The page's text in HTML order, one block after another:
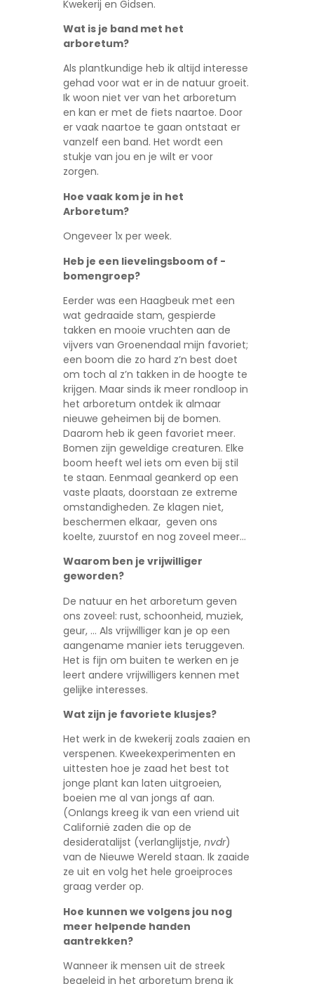
Kwekerij en Gidsen.
Wat is je band met het
arboretum?
Als plantkundige heb ik altijd interesse
gehad voor wat er in de natuur groeit.
Ik woon niet ver van het arboretum
en kan er met de fiets naartoe. Door
er vaak naartoe te gaan ontstaat er
vanzelf een band. Het wordt een
stukje van jou en je wilt er voor
zorgen.
Hoe vaak kom je in het
Arboretum?
Ongeveer 1x per week.
Heb je een lievelingsboom of -
bomengroep?
Eerder was een Haagbeuk met een
wat gedraaide stam, gespierde
takken en mooie vruchten aan de
vijvers van Groenendaal mijn favoriet;
een boom die zo hard z’n best doet
om toch al z’n takken in de hoogte te
krijgen. Maar sinds ik meer rondloop in
het arboretum ontdek ik almaar
nieuwe geheimen bij de bomen.
Daarom heb ik geen favoriet meer.
Bomen zijn geweldige creaturen. Elke
boom heeft wel iets om even bij stil
te staan. Eenmaal geankerd op een
vaste plaats, doorstaan ze extreme
omstandigheden. Ze klagen niet,
beschermen elkaar, geven ons
koelte, zuurstof en nog zoveel meer…
Waarom ben je vrijwilliger
geworden?
De natuur en het arboretum geven
ons zoveel: rust, schoonheid, muziek,
geur, … Als vrijwilliger kan je op een
aangename manier iets teruggeven.
Het is fijn om buiten te werken en je
leert andere vrijwilligers kennen met
gelijke interesses.
Wat zijn je favoriete klusjes?
Het werk in de kwekerij zoals zaaien en
verspenen. Kweekexperimenten en
uittesten hoe je zaad het best tot
jonge plant kan laten uitgroeien,
boeien me al van jongs af aan.
(Onlangs kreeg ik van een vriend uit
Californië zaden die op de
desideratalijst (verlanglijstje, nvdr)
van de Nieuwe Wereld staan. Ik zaaide
ze uit en volg het hele groeiproces
graag verder op.
Hoe kunnen we volgens jou nog
meer helpende handen
aantrekken?
Wanneer ik mensen uit de streek
begeleid in het arboretum breng ik